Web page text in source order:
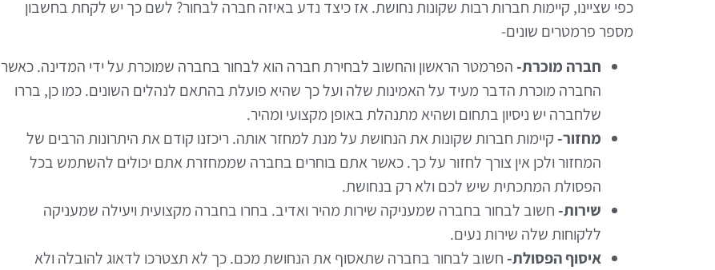
כפי שציינו, קיימות חברות רבות שקונות נחושת. אז כיצד נדע באיזה חברה לבחור? לשם כך יש לקחת בחשבון
מספר פרמטרים שונים-
חברה מוכרת-הפרמטר הראשון והחשוב לבחירת חברה הוא לבחור בחברה שמוכרת על ידי המדינה. כאשר
החברה מוכרת הדבר מעיד על האמינות שלה ועל כך שהיא פועלת בהתאם לנהלים השונים. כמו כן, בררו
שלחברה יש ניסיון בתחום ושהיא מתנהלת באופן מקצועי ומהיר.
מחזור-קיימות חברות שקונות את הנחושת על מנת למחזר אותה. ריכזנו קודם את היתרונות הרבים של
המחזור ולכן אין צורך לחזור על כך. כאשר אתם בוחרים בחברה שממחזרת אתם יכולים להשתמש בכל
הפסולת המתכתית שיש לכם ולא רק בנחושת.
שירות-חשוב לבחור בחברה שמעניקה שירות מהיר ואדיב. בחרו בחברה מקצועית ויעילה שמעניקה
ללקוחות שלה שירות נעים.
איסוף הפסולת-חשוב לבחור בחברה שתאסוף את הנחושת מכם. כך לא תצטרכו לדאוג להובלה ולא